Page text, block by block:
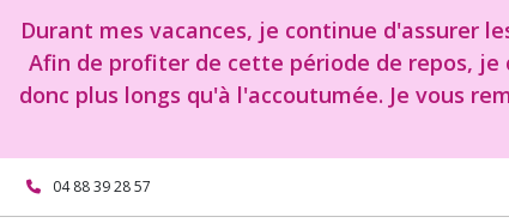
Durant mes vacances, je continue d'assurer
Afin de profiter de cette période de repos,
donc plus longs qu'à l'accoutumée. Je vous
04 88 39 28 57